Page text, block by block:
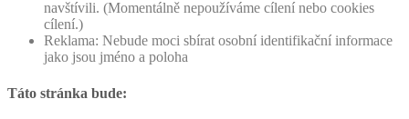
navštívili. (Momentálně nepoužíváme cílení nebo cookies
cílení.)
Reklama: Nebude moci sbírat osobní identifikační informace
jako jsou jméno a poloha
Táto stránka bude: